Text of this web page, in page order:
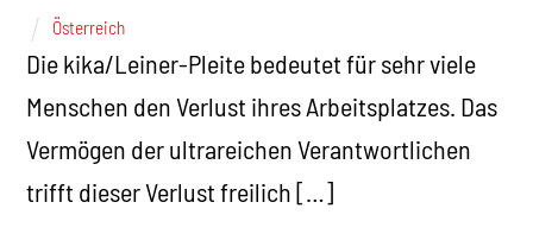
Österreich
Die kika/Leiner-Pleite bedeutet für sehr viele
Menschen den Verlust ihres Arbeitsplatzes. Das
Vermögen der ultrareichen Verantwortlichen
trifft dieser Verlust freilich […]